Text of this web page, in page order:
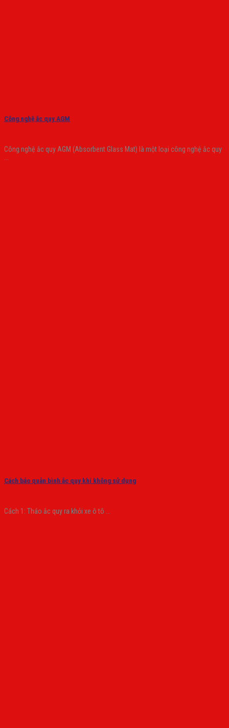
Công nghệ ắc quy AGM
Công nghệ ắc quy AGM (Absorbent Glass Mat) là một loại công nghệ ắc quy
...
Cách bảo quản bình ắc quy khi không sử dụng
Cách 1: Tháo ắc quy ra khỏi xe ô tô ...